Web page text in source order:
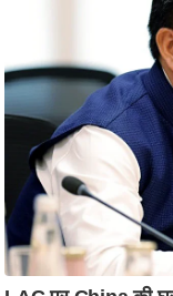
ज
नी
ति
वि
श्ले
ष
ण
स